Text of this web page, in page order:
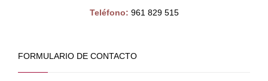
Teléfono: 961 829 515
FORMULARIO DE CONTACTO